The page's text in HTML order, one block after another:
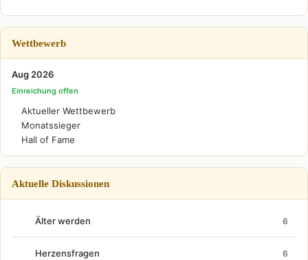
Wettbewerb
Aug 2026
Einreichung offen
Aktueller Wettbewerb
Monatssieger
Hall of Fame
Aktuelle Diskussionen
Älter werden 6
Herzensfragen 6